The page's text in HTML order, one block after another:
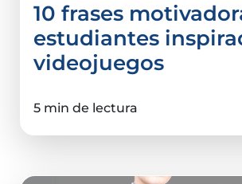
10 frases
estudiantes
videojuegos
5 min de lectura